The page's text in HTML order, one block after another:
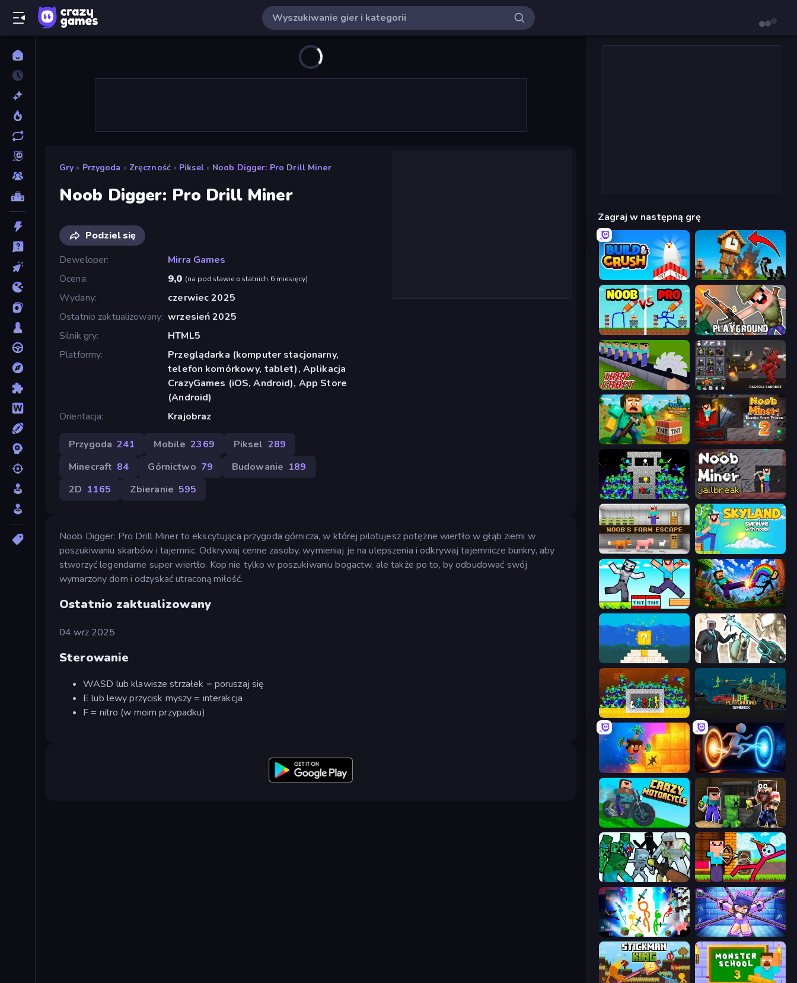
Gry » Przygoda » Zręczność » Piksel » Noob Digger: Pro Drill Miner
Noob Digger: Pro Drill Miner
Podziel się
Deweloper
Mirra Games
Ocena
9,0 (na podstawie ostatnich 6 miesięcy)
Wydany
czerwiec 2025
Ostatnio zaktualizowany wrzesień 2025
Silnik gry
HTML5
Platformy
Przeglądarka (komputer stacjonarny,
telefon komórkowy, tablet), Aplikacja
CrazyGames (iOS, Android), App Store
(Android)
Orientacja
Krajobraz
Przygoda 241 Mobile 2369 Piksel 289
Minecraft 84 Górnictwo 79 Budowanie 189
2D 1165 Zbieranie 595
Noob Digger: Pro Drill Miner to ekscytująca przygoda górnicza, w której pilotujesz potężne wiertło w głąb ziemi w
poszukiwaniu skarbów i tajemnic. Odkrywaj cenne zasoby, wymieniaj je na ulepszenia i odkrywaj tajemnicze bunkry, aby
stworzyć legendarne super wiertło. Kop nie tylko w poszukiwaniu bogactw, ale także po to, by odbudować swój
wymarzony dom i odzyskać utraconą miłość.
Ostatnio zaktualizowany
04 wrz 2025
Sterowanie
WASD lub klawisze strzałek = poruszaj się
E lub lewy przycisk myszy = interakcja
F = nitro (w moim przypadku)
Zagraj w następną grę
Build and Crush Noob Fuse
DOP Noob: Draw to Save Playground
Trap Craft Last Play: Ragdoll Sandbox
Voxel Playground: Ragdoll Noob Noob Miner 2: Escape From Prison
Stick Epic Fighter Noob Miner: Escape From Prison
Noob's Farm Escape Skyland Survive With Noob!
Noob Gigachad: Parkour Tricks Challenge Noob: Wall Crusher
Skibidi Toilets: Infection
Stick Fighter vs Zombies
Merge & Dig! Portal Escape
Crazy Motorcycle Noob Trolls Pro
Noob Archer vs Stickman Zombie
Stickman Epic Mini Mine